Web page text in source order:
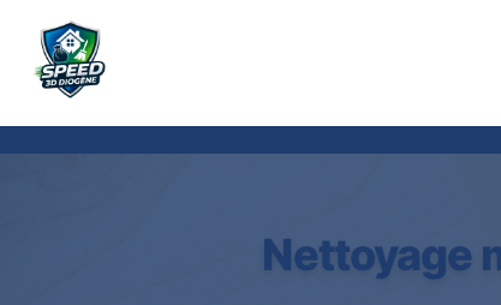
Nettoyage